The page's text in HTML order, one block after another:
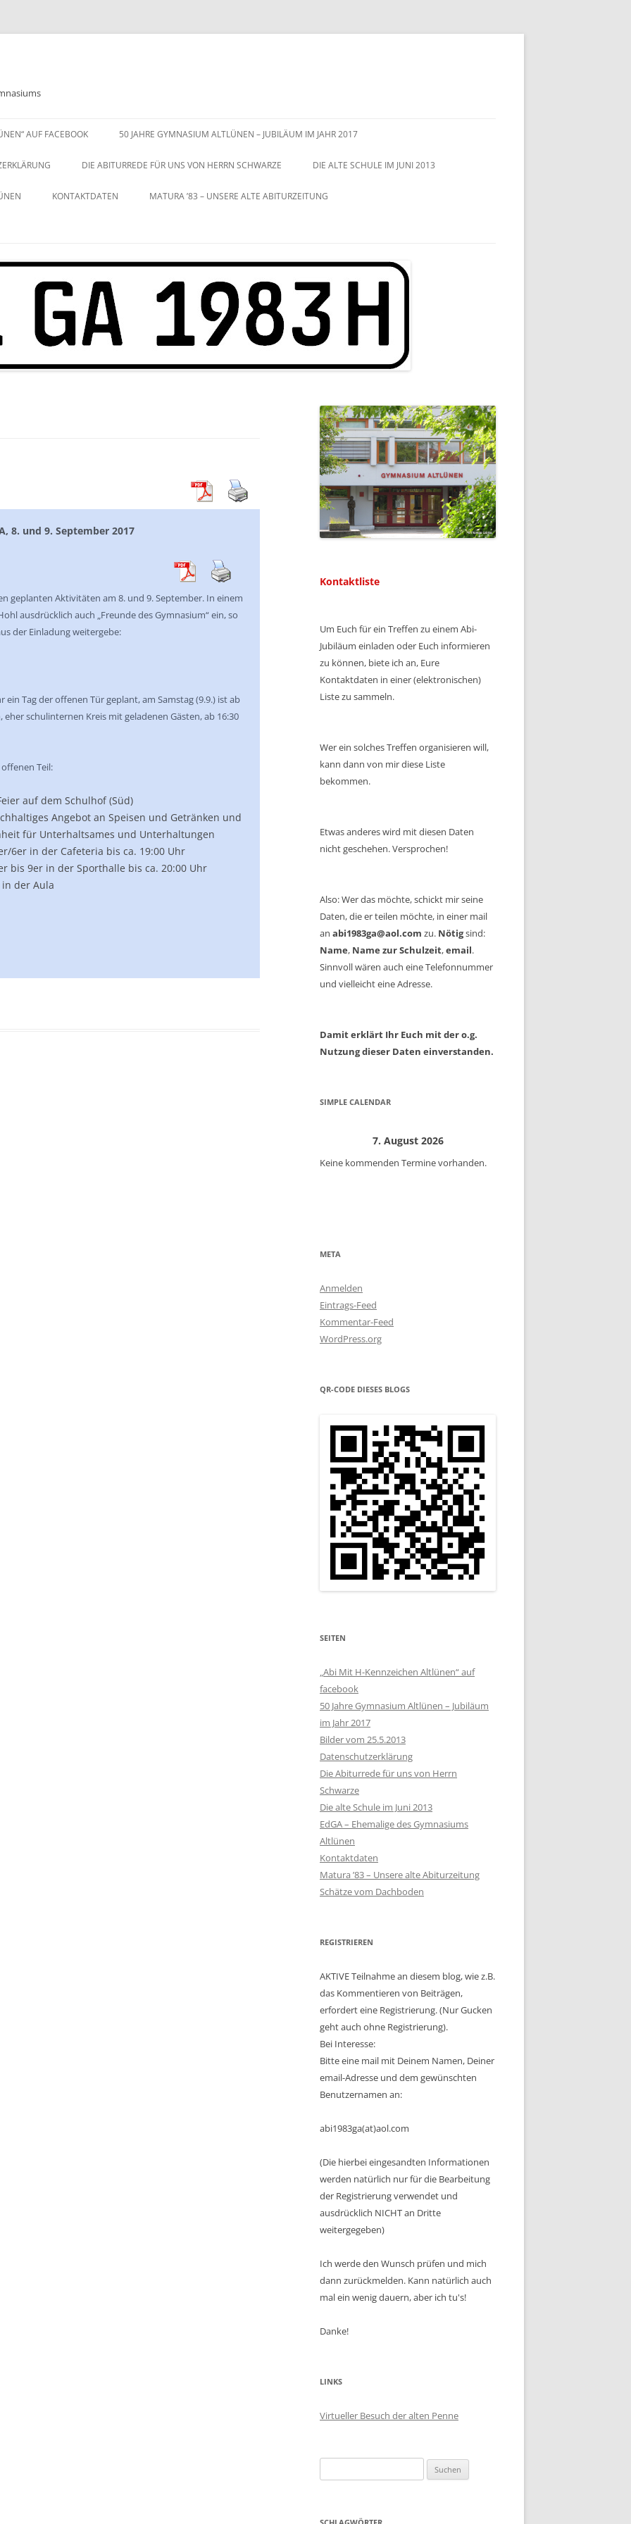
AUF FACEBOOK 50 JAHRE GYMNASIUM ALTLÜNEN – JUBILÄUM IM JAHR 2017
DIE ABITURREDE FÜR UNS VON HERRN SCHWARZE DIE ALTE SCHULE IM JUNI 2013
KONTAKTDATEN MATURA ’83 – UNSERE ALTE ABITURZEITUNG
8. und 9. September 2017
geplanten Aktivitäten am 8. und 9. September. In einem
ausdrücklich auch „Freunde des Gymnasium“ ein, so
der Einladung weitergebe:
ein Tag der offenen Tür geplant, am Samstag (9.9.) ist ab
schulinternen Kreis mit geladenen Gästen, ab 16:30
Teil:
auf dem Schulhof (Süd)
Angebot an Speisen und Getränken und
für Unterhaltsames und Unterhaltungen
6er in der Cafeteria bis ca. 19:00 Uhr
bis 9er in der Sporthalle bis ca. 20:00 Uhr
in der Aula
Kontaktliste
Um Euch für ein Treffen zu einem Abi-
Jubiläum einladen oder Euch informieren
zu können, biete ich an, Eure
Kontaktdaten in einer (elektronischen)
Liste zu sammeln.
Wer ein solches Treffen organisieren will,
kann dann von mir diese Liste
bekommen.
Etwas anderes wird mit diesen Daten
nicht geschehen. Versprochen!
Also: Wer das möchte, schickt mir seine
Daten, die er teilen möchte, in einer mail
an abi1983ga@aol.com zu. Nötigsind:
Name, Name zur Schulzeit,email.
Sinnvoll wären auch eine Telefonnummer
und vielleicht eine Adresse.
Damit erklärt Ihr Euch mit der o.g.
Nutzung dieser Daten einverstanden.
SIMPLE CALENDAR
7. August 2026
Keine kommenden Termine vorhanden.
META
Anmelden
Eintrags-Feed
Kommentar-Feed
WordPress.org
QR-CODE DIESES BLOGS
SEITEN
„Abi Mit H-Kennzeichen Altlünen“ auf
facebook
50 Jahre Gymnasium Altlünen – Jubiläum
im Jahr 2017
Bilder vom 25.5.2013
Datenschutzerklärung
Die Abiturrede für uns von Herrn
Schwarze
Die alte Schule im Juni 2013
EdGA – Ehemalige des Gymnasiums
Altlünen
Kontaktdaten
Matura ’83 – Unsere alte Abiturzeitung
Schätze vom Dachboden
REGISTRIEREN
AKTIVE Teilnahme an diesem blog, wie z.B.
das Kommentieren von Beiträgen,
erfordert eine Registrierung. (Nur Gucken
geht auch ohne Registrierung).
Bei Interesse:
Bitte eine mail mit Deinem Namen, Deiner
email-Adresse und dem gewünschten
Benutzernamen an:
abi1983ga(at)aol.com
(Die hierbei eingesandten Informationen
werden natürlich nur für die Bearbeitung
der Registrierung verwendet und
ausdrücklich NICHT an Dritte
weitergegeben)
Ich werde den Wunsch prüfen und mich
dann zurückmelden. Kann natürlich auch
mal ein wenig dauern, aber ich tu's!
Danke!
LINKS
Virtueller Besuch der alten Penne
nach: